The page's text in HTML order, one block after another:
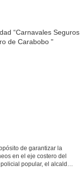
de garantizar la
en el eje costero del
popular, el alcalde